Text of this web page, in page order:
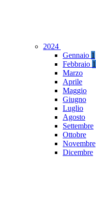
2024
Gennaio 1
Febbraio 1
Marzo
Aprile
Maggio
Giugno
Luglio
Agosto
Settembre
Ottobre
Novembre
Dicembre